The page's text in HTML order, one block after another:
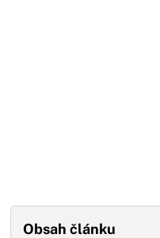
Obsah článku